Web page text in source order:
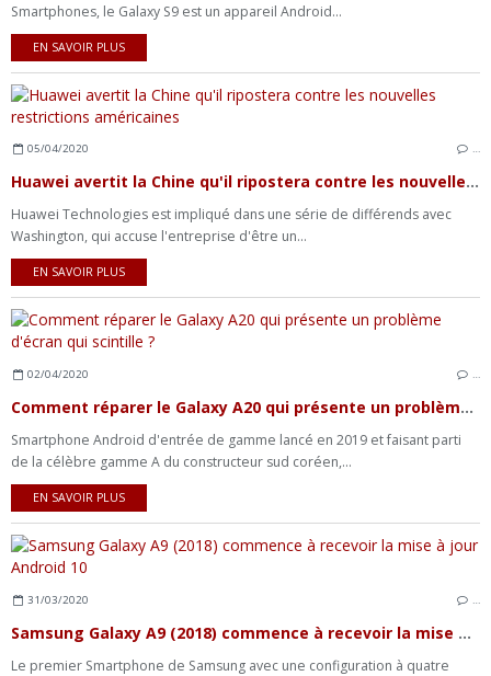
Smartphones, le Galaxy S9 est un appareil Android...
EN SAVOIR PLUS
05/04/2020 …
Huawei avertit la Chine qu'il ripostera contre les nouvelles restrictions américaines
Huawei Technologies est impliqué dans une série de différends avec
Washington, qui accuse l'entreprise d'être un...
EN SAVOIR PLUS
02/04/2020 …
Comment réparer le Galaxy A20 qui présente un problème d'écran qui scintille ?
Smartphone Android d'entrée de gamme lancé en 2019 et faisant parti
de la célèbre gamme A du constructeur sud coréen,...
EN SAVOIR PLUS
31/03/2020
Samsung Galaxy A9 (2018) commence à recevoir la mise à jour Android 10
Le premier Smartphone de Samsung avec une configuration à quatre